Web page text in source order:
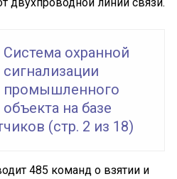
Система охранной
сигнализации
промышленного
объекта на базе
(стр. 2 из 18)
485 команд о взятии и